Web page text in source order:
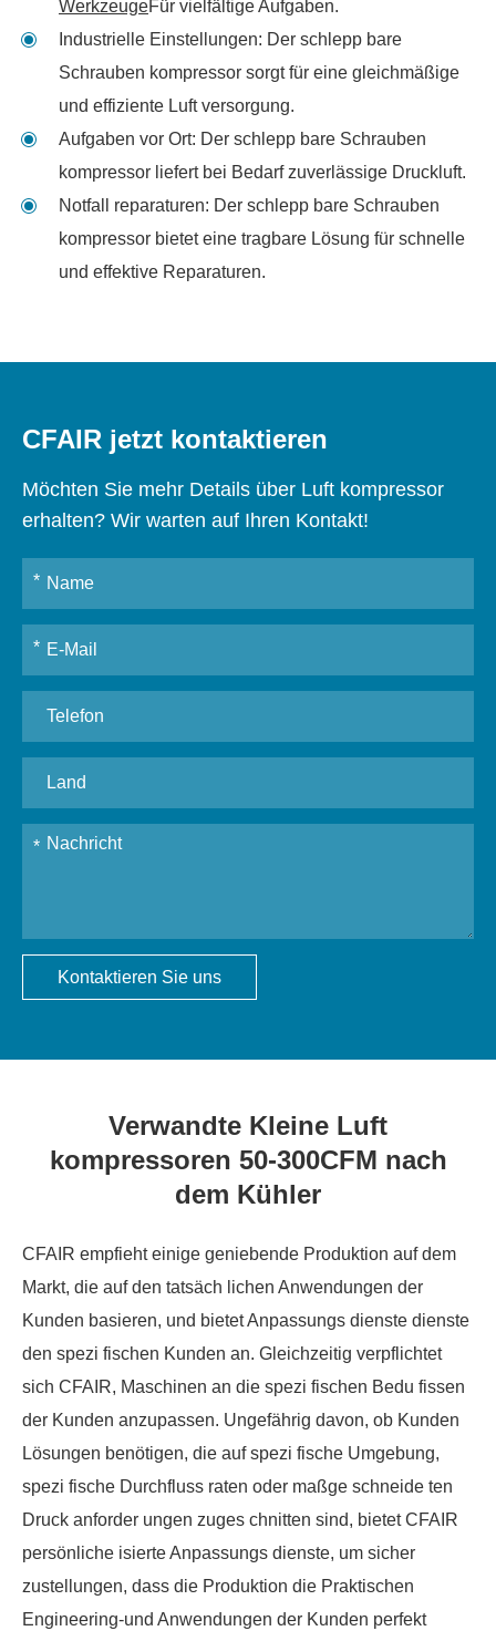
WerkzeugeFür vielfältige Aufgaben.
Industrielle Einstellungen: Der schlepp bare
Schrauben kompressor sorgt für eine gleichmäßige
und effiziente Luft versorgung.
Aufgaben vor Ort: Der schlepp bare Schrauben
kompressor liefert bei Bedarf zuverlässige Druckluft.
Notfall reparaturen: Der schlepp bare Schrauben
kompressor bietet eine tragbare Lösung für schnelle
und effektive Reparaturen.
CFAIR jetzt kontaktieren
Möchten Sie mehr Details über Luft kompressor
erhalten? Wir warten auf Ihren Kontakt!
Kontaktieren Sie uns
Verwandte Kleine Luft
kompressoren 50-300CFM nach
dem Kühler
CFAIR empfieht einige geniebende Produktion auf dem
Markt, die auf den tatsäch lichen Anwendungen der
Kunden basieren, und bietet Anpassungs dienste dienste
den spezi fischen Kunden an. Gleichzeitig verpflichtet
sich CFAIR, Maschinen an die spezi fischen Bedu fissen
der Kunden anzupassen. Ungefährig davon, ob Kunden
Lösungen benötigen, die auf spezi fische Umgebung,
spezi fische Durchfluss raten oder maßge schneide ten
Druck anforder ungen zuges chnitten sind, bietet CFAIR
persönliche isierte Anpassungs dienste, um sicher
zustellungen, dass die Produktion die Praktischen
Engineering-und Anwendungen der Kunden perfekt